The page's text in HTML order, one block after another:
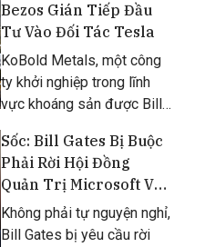
Bezos Gián Tiếp Đầu
Tư Vào Đối Tác Tesla
KoBold Metals, một công
ty khởi nghiệp trong lĩnh
vực khoáng sản được Bill
thuẫn, đã hợp tác với BHP
để khai thác kim loại sử
dụng cho xe điện.
Sốc: Bill Gates Bị Buộc
Phải Rời Hội Đồng
Quản Trị Microsoft Vào
Năm Ngoái
Không phải tự nguyện nghỉ,
Bill Gates bị yêu cầu rời